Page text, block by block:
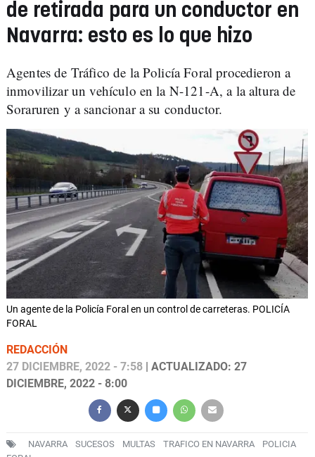
de retirada para un conductor en
Navarra: esto es lo que hizo
Agentes de Tráfico de la Policía Foral procedieron a
inmovilizar un vehículo en la N-121-A, a la altura de
Soraruren y a sancionar a su conductor.
Un agente de la Policía Foral en un control de carreteras. POLICÍA
FORAL
REDACCIÓN
27 DICIEMBRE, 2022 - 7:58 | ACTUALIZADO: 27
DICIEMBRE, 2022 - 8:00
NAVARRA SUCESOS MULTAS TRAFICO EN NAVARRA
POLICIA